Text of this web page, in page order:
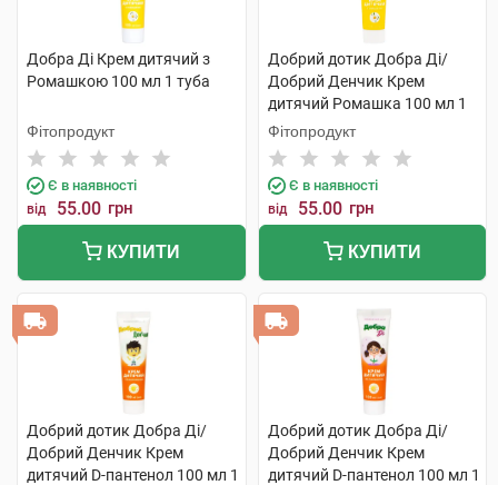
Добра Ді Крем дитячий з
Ромашкою 100 мл 1 туба
Фітопродукт
Є в наявності
від 55.00 грн
КУПИТИ
Добрий дотик Добра Ді/
Добрий Денчик Крем
дитячий Ромашка 100 мл 1
туба
Фітопродукт
Є в наявності
від 55.00 грн
КУПИТИ
Добрий дотик Добра Ді/
Добрий Денчик Крем
дитячий D-пантенол 100 мл 1
Добрий дотик Добра Ді/
Добрий Денчик Крем
дитячий D-пантенол 100 мл 1